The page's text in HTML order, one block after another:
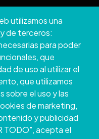
utilizamos una
de terceros:
para poder
que
de uso al utilizar el
que utilizamos
sobre el uso y las
de marketing,
y publicidad
TODO", acepta el
986 804 124